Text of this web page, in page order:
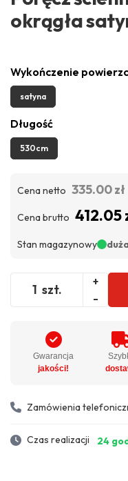
okrągła
Wykończenie
satyna
Długość
530cm
Cena netto 335.00 zł
Cena brutto 412.05
Stan magazynowy
szt.
+
-
Gwarancja
jakości!
Zamówienia
Czas realizacji 24